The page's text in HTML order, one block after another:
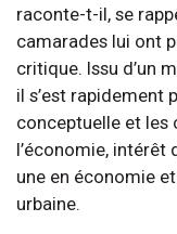
raconte-t-il, se
camarades lui ont
critique. Issu d’un
il s’est rapidement
conceptuelle et les
l’économie, intérêt
une en économie
urbaine.